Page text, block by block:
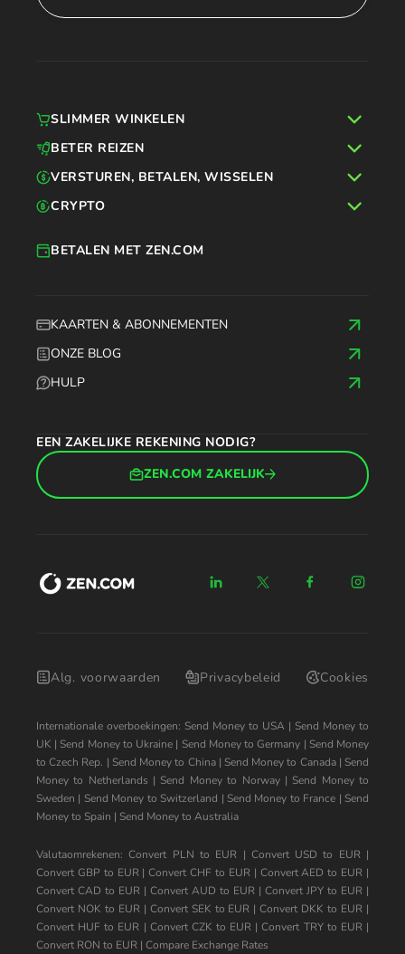
KAARTEN & ABONNEMENTEN
ONZE BLOG
HULP
BETALEN MET ZEN.COM
EEN ZAKELIJKE REKENING NODIG?
ZEN.COM ZAKELIJK
SLIMMER WINKELEN
BETER REIZEN
VERSTUREN, BETALEN, WISSELEN
CRYPTO
Alg. voorwaarden Privacybeleid Cookies
Internationale overboekingen: Send Money to USA | Send Money to
UK | Send Money to Ukraine | Send Money to Germany | Send Money
to Czech Rep. | Send Money to China| Send Money to Canada| Send
Money to Netherlands | Send Money to Norway| Send Money to
Sweden | Send Money to Switzerland | Send Money to France | Send
Money to Spain | Send Money to Australia
Valutaomrekenen:Convert PLN to EUR | Convert USD to EUR|
Convert GBP to EUR|Convert CHF to EUR| Convert AED to EUR |
Convert CAD to EUR | Convert AUD to EUR | Convert JPY to EUR |
Convert NOK to EUR| Convert SEK to EUR |Convert DKK to EUR |
Convert HUF to EUR | Convert CZK to EUR |Convert TRY to EUR|
Convert RON to EUR | Compare Exchange Rates